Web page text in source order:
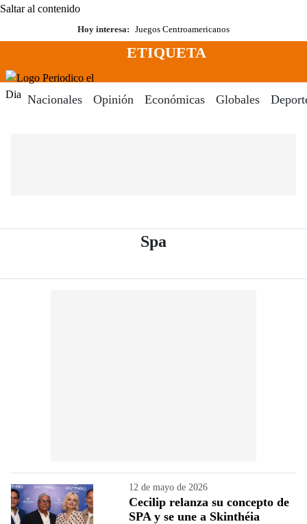
Saltar al contenido
Hoy interesa: Juegos Centroamericanos
Menú
ETIQUETA
Nacionales Opinión Económicas Globales
Spa
12 de mayo de 2026
Cecilip relanza su concepto de
SPA y se une a Skinthéia